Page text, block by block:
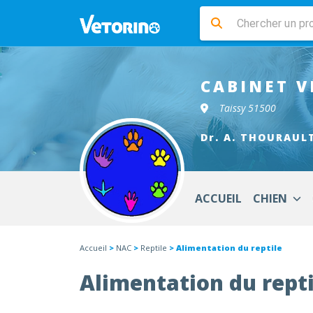
CABINET
Taissy 51500
Dr. A.
ACCUEIL CHIEN
Accueil > NAC > Reptile > Alimentation du reptile
Alimentation du